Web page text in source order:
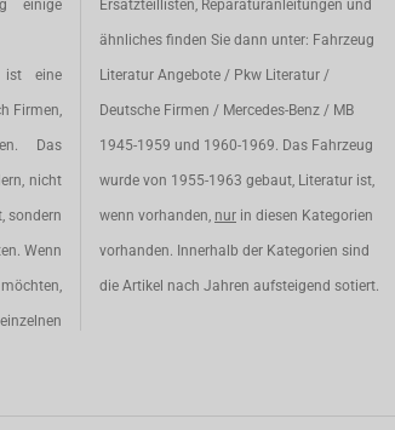
einige
ist eine
Firmen,
Das
nicht
sondern
Wenn
Ersatzteillisten, Reparaturanleitungen und
ähnliches finden Sie dann unter: Fahrzeug
Literatur Angebote / Pkw Literatur /
Deutsche Firmen / Mercedes-Benz / MB
1945-1959 und 1960-1969. Das Fahrzeug
wurde von 1955-1963 gebaut, Literatur ist,
wenn vorhanden, nur in diesen Kategorien
vorhanden. Innerhalb der Kategorien sind
die Artikel nach Jahren aufsteigend sotiert.